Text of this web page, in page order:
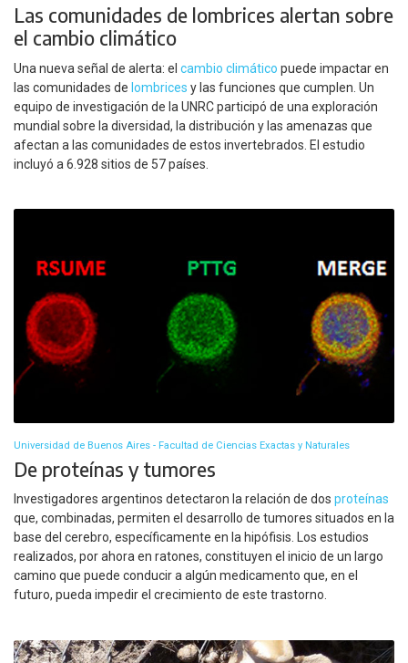
Las comunidades de lombrices alertan sobre
el cambio climático
Una nueva señal de alerta: el cambio climático puede impactar en
las comunidades de lombrices y las funciones que cumplen. Un
equipo de investigación de la UNRC participó de una exploración
mundial sobre la diversidad, la distribución y las amenazas que
afectan a las comunidades de estos invertebrados. El estudio
incluyó a 6.928 sitios de 57 países.
Universidad de Buenos Aires - Facultad de Ciencias Exactas y Naturales
De proteínas y tumores
Investigadores argentinos detectaron la relación de dos proteínas
que, combinadas, permiten el desarrollo de tumores situados en la
base del cerebro, específicamente en la hipófisis. Los estudios
realizados, por ahora en ratones, constituyen el inicio de un largo
camino que puede conducir a algún medicamento que, en el
futuro, pueda impedir el crecimiento de este trastorno.